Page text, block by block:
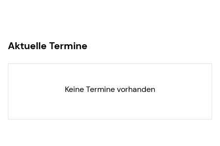
Aktuelle Termine
Keine Termine vorhanden